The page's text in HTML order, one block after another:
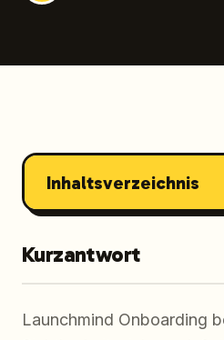
Inhaltsverzeichnis
Kurzantwort
Launchmind Onboarding